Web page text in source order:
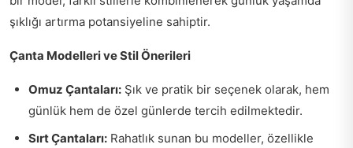
şıklığı artırma potansiyeline sahiptir.
Çanta Modelleri ve Stil Önerileri
Omuz Çantaları: Şık ve pratik bir seçenek olarak, hem
günlük hem de özel günlerde tercih edilmektedir.
Sırt Çantaları: Rahatlık sunan bu modeller, özellikle